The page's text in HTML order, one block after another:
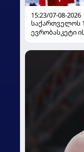
15:23/07-08-2026
საქართველოს
ევრობასკეტი